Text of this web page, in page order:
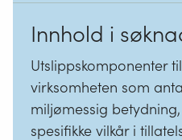
Innhold i
Utslippskomponenter
virksomheten som
miljømessig
spesifikke vilkår i